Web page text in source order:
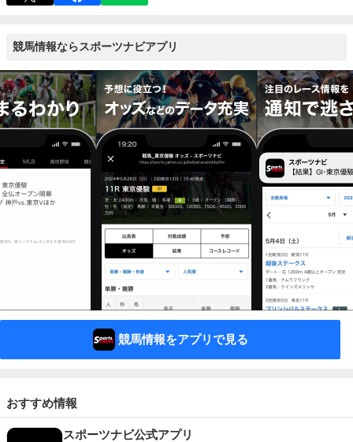
競馬情報ならスポーツナビアプリ
競馬情報をアプリで見る
おすすめ情報
スポーツナビ公式アプリ